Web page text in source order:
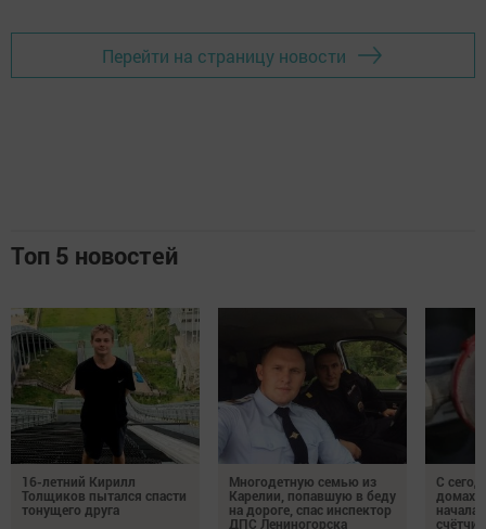
Перейти на страницу новости
Топ 5 новостей
16-летний Кирилл
Толщиков пытался спасти
тонущего друга
Многодетную семью из
Карелии, попавшую в беду
на дороге, спас инспектор
ДПС Лениногорска
С
домах